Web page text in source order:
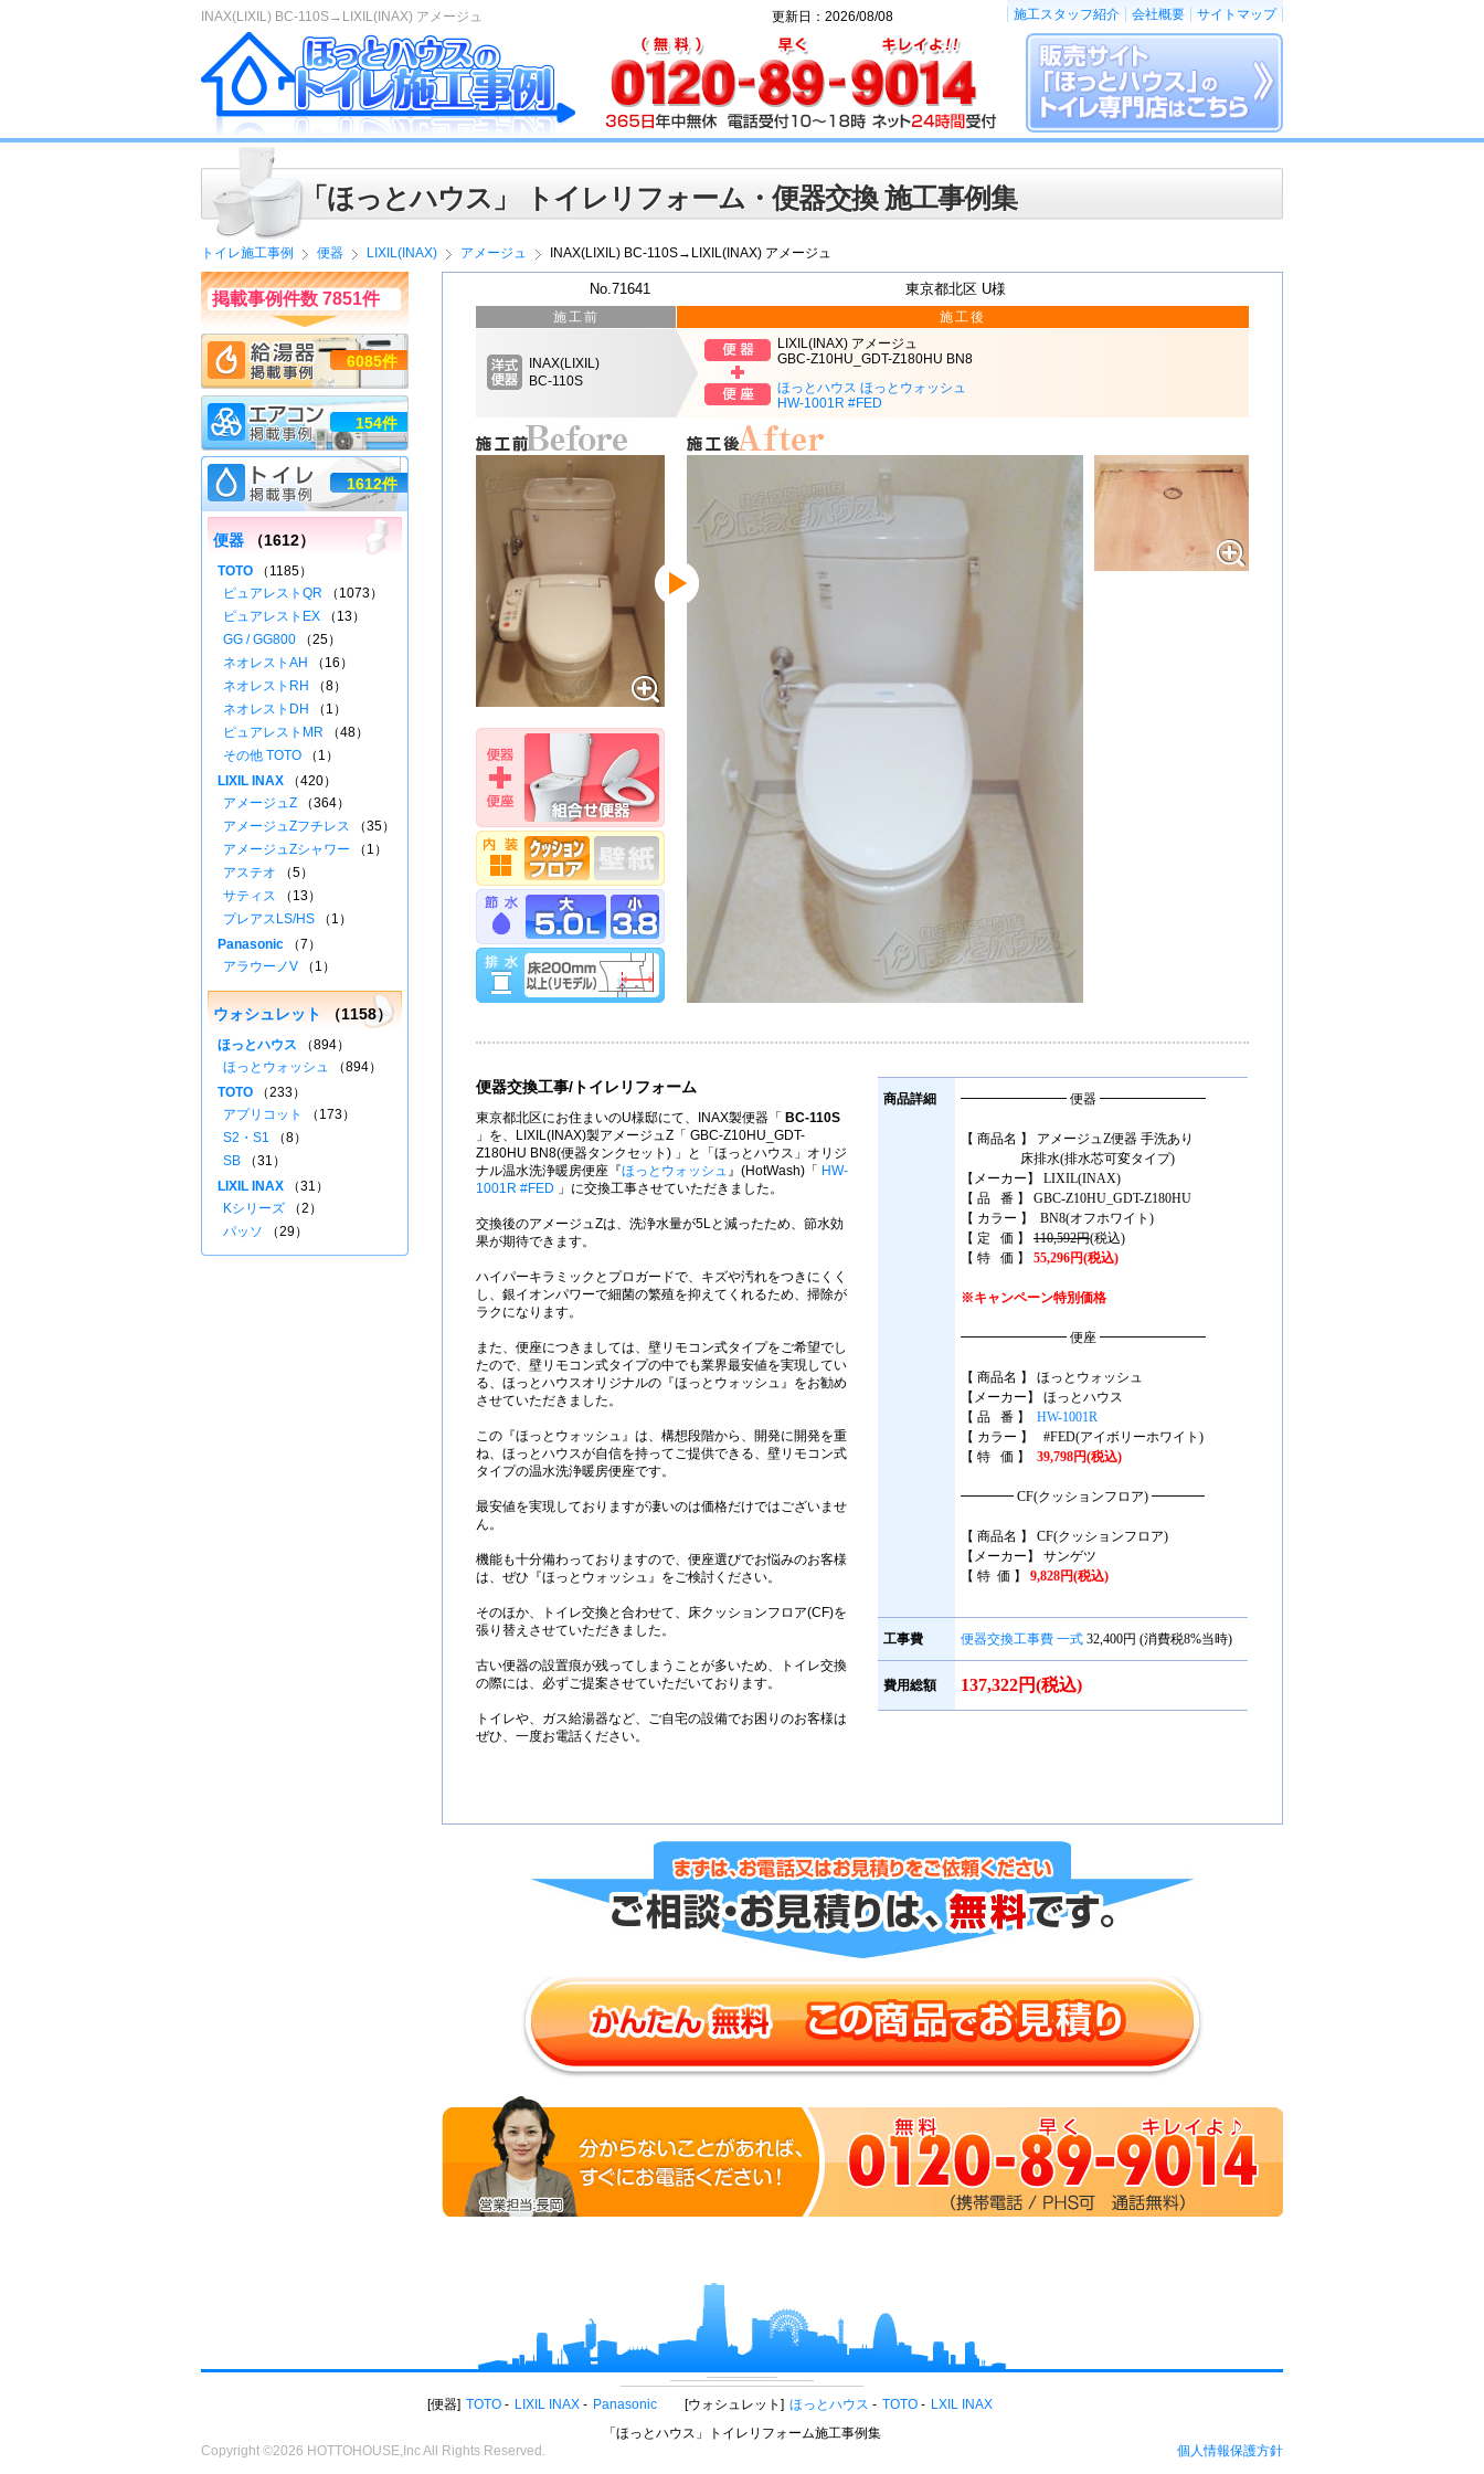
INAX(LIXIL) BC-110S→LIXIL(INAX) アメージュ
「ほっとハウス」 トイレリフォーム・便器交換 施工事例集
トイレ施工事例 便器 LIXIL(INAX) アメージュ INAX(LIXIL) BC-110S→LIXIL(INAX) アメージュ
No.71641 東京都北区 U様
施工前
INAX(LIXIL)
BC-110S
施工後
LIXIL(INAX) アメージュ
GBC-Z10HU_GDT-Z180HU BN8
ほっとハウス ほっとウォッシュ
HW-1001R #FED
便器交換工事/トイレリフォーム
東京都北区にお住まいのU様邸にて、INAX製便器「
BC-110S
」を、LIXIL(INAX)製アメージュZ「 GBC-Z10HU_GDT-
Z180HU BN8(便器タンクセット) 」と「ほっとハウス」オリジ
ナル温水洗浄暖房便座『ほっとウォッシュ』(HotWash)「
HW-
1001R #FED 」に交換工事させていただきました。
交換後のアメージュZは、洗浄水量が5Lと減ったため、節水効
果が期待できます。
ハイパーキラミックとプロガードで、キズや汚れをつきにくく
し、銀イオンパワーで細菌の繁殖を抑えてくれるため、掃除が
ラクになります。
また、便座につきましては、壁リモコン式タイプをご希望でし
たので、壁リモコン式タイプの中でも業界最安値を実現してい
る、ほっとハウスオリジナルの『ほっとウォッシュ』をお勧め
させていただきました。
この『ほっとウォッシュ』は、構想段階から、開発に開発を重
ね、ほっとハウスが自信を持ってご提供できる、壁リモコン式
タイプの温水洗浄暖房便座です。
最安値を実現しておりますが凄いのは価格だけではございませ
ん。
機能も十分備わっておりますので、便座選びでお悩みのお客様
は、ぜひ『ほっとウォッシュ』をご検討ください。
そのほか、トイレ交換と合わせて、床クッションフロア(CF)を
張り替えさせていただきました。
古い便器の設置痕が残ってしまうことが多いため、トイレ交換
の際には、必ずご提案させていただいております。
トイレや、ガス給湯器など、ご自宅の設備でお困りのお客様は
ぜひ、一度お電話ください。
商品詳細 ━━━━━━━━ 便器 ━━━━━━━━
【 商品名 】 アメージュZ便器 手洗あり
床排水(排水芯可変タイプ)
【メーカー】 LIXIL(INAX)
【 品 番 】 GBC-Z10HU_GDT-Z180HU
【 カラー 】 BN8(オフホワイト)
【 定 価 】 110,592円(税込)
【 特 価 】 55,296円(税込)
※キャンペーン特別価格
━━━━━━━━ 便座 ━━━━━━━━
【 商品名 】 ほっとウォッシュ
【メーカー】 ほっとハウス
【 品 番 】 HW-1001R
【 カラー 】 #FED(アイボリーホワイト)
【 特 価 】 39,798円(税込)
━━━━ CF(クッションフロア) ━━━━
【 商品名 】 CF(クッションフロア)
【メーカー】 サンゲツ
【 特 価 】 9,828円(税込)
工事費 便器交換工事費 一式 32,400円 (消費税8%当時)
費用総額 137,322円(税込)
掲載事例件数 7851件
6085件
154件
1612件
便器 （1612）
TOTO （1185）
ピュアレストQR （1073）
ピュアレストEX （13）
GG / GG800 （25）
ネオレストAH
（16）
ネオレストRH
（8）
ネオレストDH
（1）
ピュアレストMR （48）
その他 TOTO （1）
LIXIL INAX （420）
アメージュZ （364）
アメージュZフチレス （35）
アメージュZシャワー （1）
アステオ （5）
サティス （13）
プレアスLS/HS （1）
Panasonic （7）
アラウーノV （1）
ウォシュレット （1158）
ほっとハウス （894）
ほっとウォッシュ （894）
TOTO （233）
アプリコット
（173）
S2・S1 （8）
SB （31）
LIXIL INAX （31）
Kシリーズ （2）
パッソ （29）
更新日：2026/08/08 施工スタッフ紹介 会社概要 サイトマップ
便器 TOTO LIXIL INAX Panasonic ウォシュレット ほっとハウス TOTO
LXIL INAX
「ほっとハウス」トイレリフォーム施工事例集
Copyright ©2026 HOTTOHOUSE,Inc All Rights Reserved.
個人情報保護方針